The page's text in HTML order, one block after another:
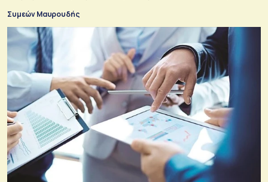
δολαρίου και της γεωπολιτικής αβεβαιότητας θα
καθορίσουν αν οι προϋποθέσεις για περαιτέρω άνοδο της
τιμής του παραμένουν ισχυρές
Συμεών Μαυρουδής